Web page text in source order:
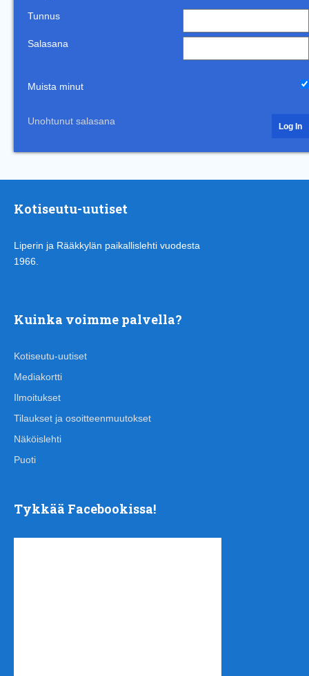
Tunnus
Salasana
Muista minut
Unohtunut salasana
Kotiseutu-uutiset
Liperin ja Rääkkylän paikallislehti vuodesta
1966.
Kuinka voimme palvella?
Kotiseutu-uutiset
Mediakortti
Ilmoitukset
Tilaukset ja osoitteenmuutokset
Näköislehti
Puoti
Tykkää Facebookissa!